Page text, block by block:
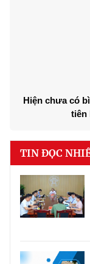
Hiện chưa có
tiên
TIN ĐỌC